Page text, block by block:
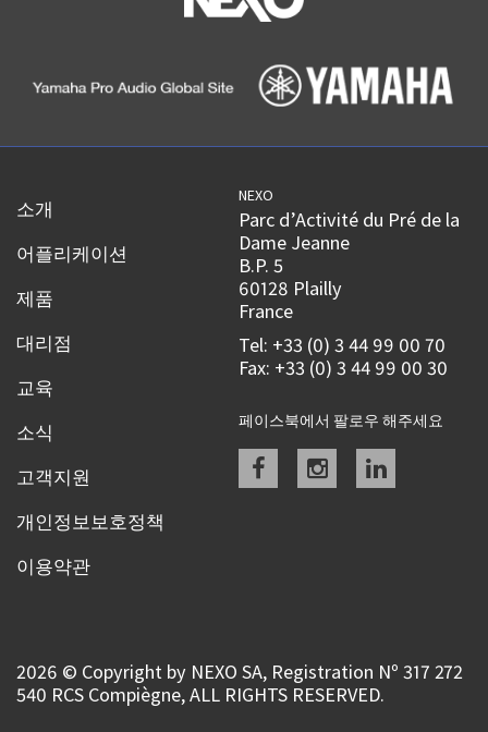
소개
어플리케이션
제품
대리점
교육
소식
고객지원
개인정보보호정책
이용약관
NEXO
Parc d’Activité du Pré de la
Dame Jeanne
B.P. 5
60128 Plailly
France
Tel: +33 (0) 3 44 99 00 70
Fax: +33 (0) 3 44 99 00 30
페이스북에서 팔로우 해주세요
Facebookinstagramlinkedin
2026 © Copyright by NEXO SA, Registration Nº 317 272
540 RCS Compiègne, ALL RIGHTS RESERVED.